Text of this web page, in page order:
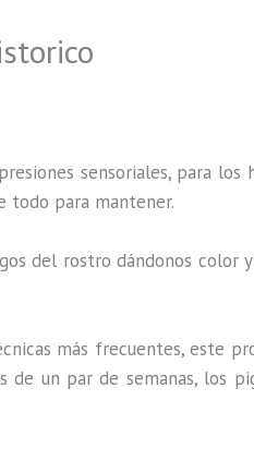
sensoriales, para
todo para mantener.
del rostro dándonos color
más frecuentes, este
un par de semanas, los